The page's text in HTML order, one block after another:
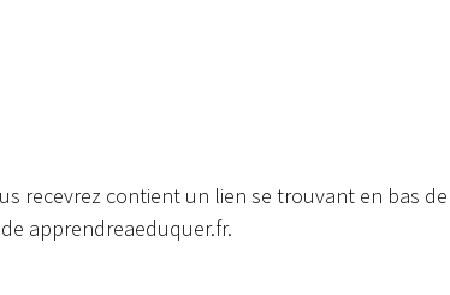
recevrez contient un lien se trouvant en bas
apprendreaeduquer.fr.